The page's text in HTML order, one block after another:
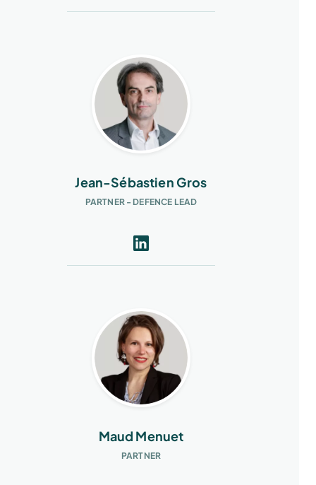
Jean-Sébastien Gros
PARTNER - DEFENCE LEAD
Maud Menuet
PARTNER